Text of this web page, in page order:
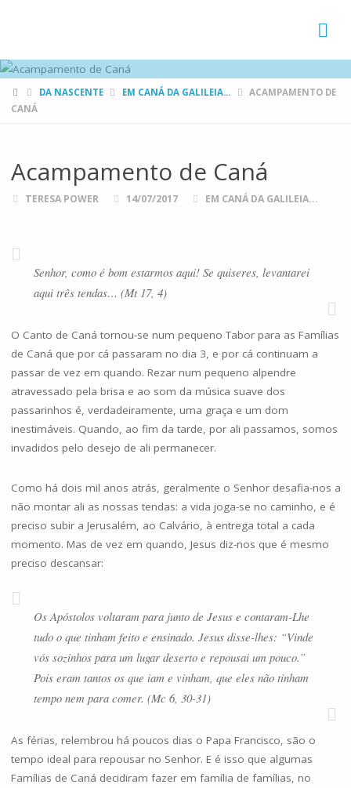
HOMEDA NASCENTE EM CANÁ DA GALILEIA...
ACAMPAMENTO DE
CANÁ
Acampamento de Caná
TERESA POWER 14/07/2017 EM CANÁ DA GALILEIA...
Senhor, como é bom estarmos aqui! Se quiseres, levantarei
aqui três tendas… (Mt 17, 4)
O Canto de Caná tornou-se num pequeno Tabor para as Famílias
de Caná que por cá passaram no dia 3, e por cá continuam a
passar de vez em quando. Rezar num pequeno alpendre
atravessado pela brisa e ao som da música suave dos
passarinhos é, verdadeiramente, uma graça e um dom
inestimáveis. Quando, ao fim da tarde, por ali passamos, somos
invadidos pelo desejo de ali permanecer.
Como há dois mil anos atrás, geralmente o Senhor desafia-nos a
não montar ali as nossas tendas: a vida joga-se no caminho, e é
preciso subir a Jerusalém, ao Calvário, à entrega total a cada
momento. Mas de vez em quando, Jesus diz-nos que é mesmo
preciso descansar:
Os Apóstolos voltaram para junto de Jesus e contaram-Lhe
tudo o que tinham feito e ensinado. Jesus disse-lhes: “Vinde
vós sozinhos para um lugar deserto e repousai um pouco.”
Pois eram tantos os que iam e vinham, que eles não tinham
tempo nem para comer. (Mc 6, 30-31)
As férias, relembrou há poucos dias o Papa Francisco, são o
tempo ideal para repousar no Senhor. E é isso que algumas
Famílias de Caná decidiram fazer em família de famílias, no